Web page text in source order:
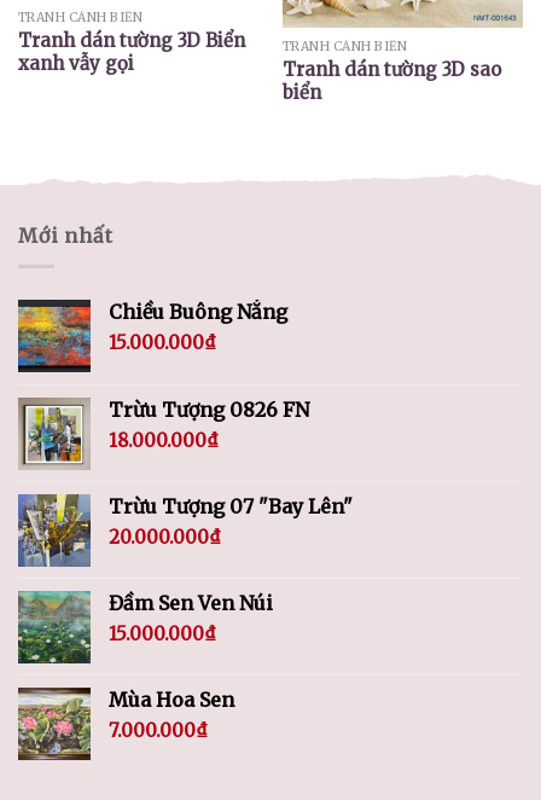
TRANH CẢNH BIỂN
Tranh dán tường 3D Biển
xanh vẫy gọi
TRANH CẢNH BIỂN
Tranh dán tường 3D sao
biển
Mới nhất
Chiều Buông Nắng
15.000.000₫
Trừu Tượng 0826 FN
18.000.000₫
Trừu Tượng 07 "Bay Lên"
20.000.000₫
Đầm Sen Ven Núi
15.000.000₫
Mùa Hoa Sen
7.000.000₫